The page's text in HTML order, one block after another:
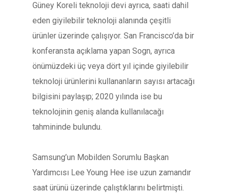
Güney Koreli teknoloji devi ayrıca, saati dahil
eden giyilebilir teknoloji alanında çeşitli
ürünler üzerinde çalışıyor. San Francisco’da bir
konferansta açıklama yapan Sogn, ayrıca
önümüzdeki üç veya dört yıl içinde giyilebilir
teknoloji ürünlerini kullananların sayısı artacağı
bilgisini paylaşıp; 2020 yılında ise bu
teknolojinin geniş alanda kullanılacağı
tahmininde bulundu.
Samsung’un Mobilden Sorumlu Başkan
Yardımcısı Lee Young Hee ise uzun zamandır
saat ürünü üzerinde çalıştıklarını belirtmişti.